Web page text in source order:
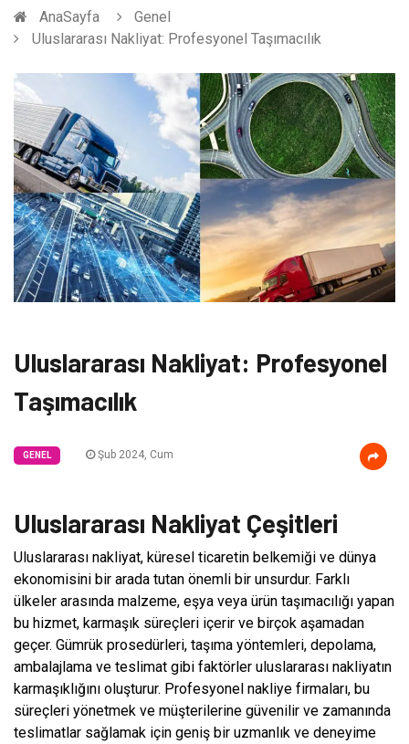
AnaSayfa
Genel
Uluslararası Nakliyat: Profesyonel Taşımacılık
Uluslararası Nakliyat: Profesyonel
Taşımacılık
GENEL Şub 2024, Cum
Uluslararası Nakliyat Çeşitleri
Uluslararası nakliyat, küresel ticaretin belkemiği ve dünya
ekonomisini bir arada tutan önemli bir unsurdur. Farklı
ülkeler arasında malzeme, eşya veya ürün taşımacılığı yapan
bu hizmet, karmaşık süreçleri içerir ve birçok aşamadan
geçer. Gümrük prosedürleri, taşıma yöntemleri, depolama,
ambalajlama ve teslimat gibi faktörler uluslararası nakliyatın
karmaşıklığını oluşturur. Profesyonel nakliye firmaları, bu
süreçleri yönetmek ve müşterilerine güvenilir ve zamanında
teslimatlar sağlamak için geniş bir uzmanlık ve deneyime